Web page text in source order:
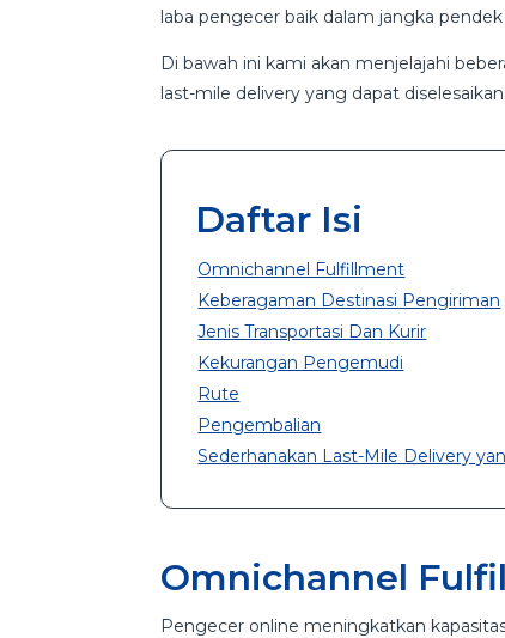
laba pengecer baik dalam jangka
Di bawah ini kami akan menjelajahi
last-mile delivery yang dapat
Daftar Isi
Omnichannel Fulfillment
Keberagaman Destinasi Pengiriman
Jenis Transportasi Dan Kurir
Kekurangan Pengemudi
Rute
Pengembalian
Sederhanakan Last-Mile Delivery
Omnichannel
Pengecer online meningkatkan